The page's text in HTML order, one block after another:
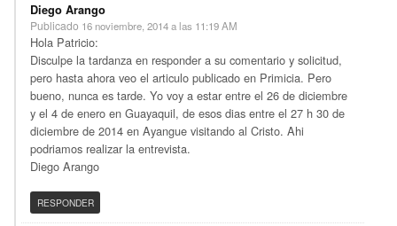
Diego Arango
Publicado 16 noviembre, 2014 a las 11:19 AM
Hola Patricio:
Disculpe la tardanza en responder a su comentario y solicitud,
pero hasta ahora veo el articulo publicado en Primicia. Pero
bueno, nunca es tarde. Yo voy a estar entre el 26 de diciembre
y el 4 de enero en Guayaquil, de esos dias entre el 27 h 30 de
diciembre de 2014 en Ayangue visitando al Cristo. Ahi
podriamos realizar la entrevista.
Diego Arango
RESPONDER